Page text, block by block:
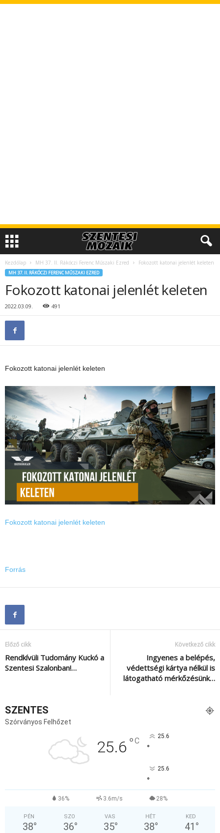
Kezdőlap MH 37. II. Rákóczi Ferenc Műszaki Ezred Fokozott katonai jelenlét keleten
MH 37. II. RÁKÓCZI FERENC MŰSZAKI EZRED
Fokozott katonai jelenlét keleten
2022.03.09. 491
Fokozott katonai jelenlét keleten
Fokozott katonai jelenlét keleten
Forrás
Előző cikk
Rendkívüli Tudomány Kuckó a
Szentesi Szalonban!…
Következő cikk
Ingyenes a belépés,
védettségi kártya nélkül is
látogatható mérkőzésünk…
SZENTES
Szórványos Felhőzet
25.6 °C 25.6
°
25.6
°
36% 3.6m/s 28%
PÉN
38°
SZO
36°
VAS
35°
HÉT
38°
KED
41 °